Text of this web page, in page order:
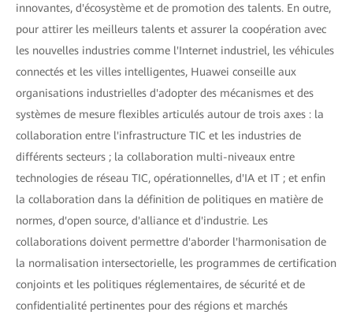
innovantes, d'écosystème et de promotion des talents. En outre,
pour attirer les meilleurs talents et assurer la coopération avec
les nouvelles industries comme l'Internet industriel, les véhicules
connectés et les villes intelligentes, Huawei conseille aux
organisations industrielles d'adopter des mécanismes et des
systèmes de mesure flexibles articulés autour de trois axes : la
collaboration entre l'infrastructure TIC et les industries de
différents secteurs ; la collaboration multi-niveaux entre
technologies de réseau TIC, opérationnelles, d'IA et IT ; et enfin
la collaboration dans la définition de politiques en matière de
normes, d'open source, d'alliance et d'industrie. Les
collaborations doivent permettre d'aborder l'harmonisation de
la normalisation intersectorielle, les programmes de certification
conjoints et les politiques réglementaires, de sécurité et de
confidentialité pertinentes pour des régions et marchés